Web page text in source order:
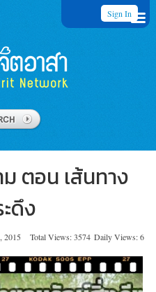
Sign In
ตอน เส้นทาง
ดึง
2015 Total Views: 3574 Daily Views: 6